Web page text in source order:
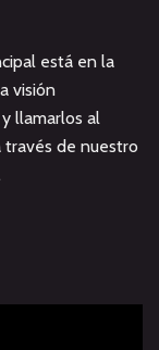
está en la
visión
llamarlos al
través de nuestro